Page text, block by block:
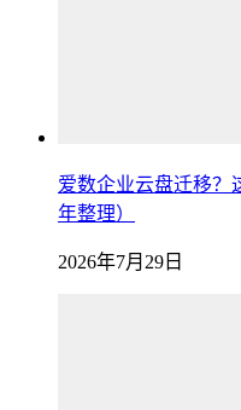
爱数企业云盘迁移？
年整理）
2026年7月29日